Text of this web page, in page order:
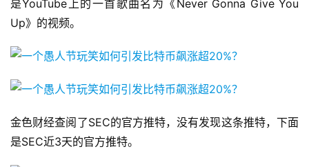
是YouTube上的一首歌曲名为《Never Gonna Give You
Up》的视频。
金色财经查阅了SEC的官方推特，没有发现这条推特，下面
是SEC近3天的官方推特。